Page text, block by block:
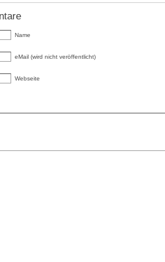
Name
eMail (wird nicht veröffentlicht)
Webseite